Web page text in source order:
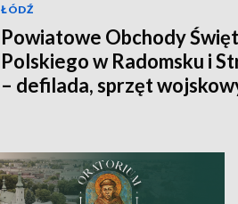
ŁÓDŹ
Powiatowe Obchody
Polskiego w Radomsku i
– defilada, sprzęt